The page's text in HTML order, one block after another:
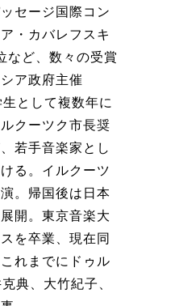
セージ国際コン
・カバレフスキ
など、数々の受賞
ア政府主催
生として複数年に
クーツク市長奨
若手音楽家とし
る。イルクーツ
。帰国後は日本
開。東京音楽大
を卒業、現在同
れまでにドゥル
典、大竹紀子、